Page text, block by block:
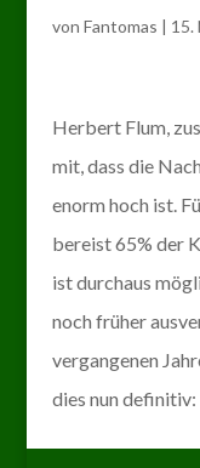
von Fantomas | 15.
Herbert Flum,
mit, dass die
enorm hoch ist.
bereist 65% der
ist durchaus
noch früher
vergangenen
dies nun